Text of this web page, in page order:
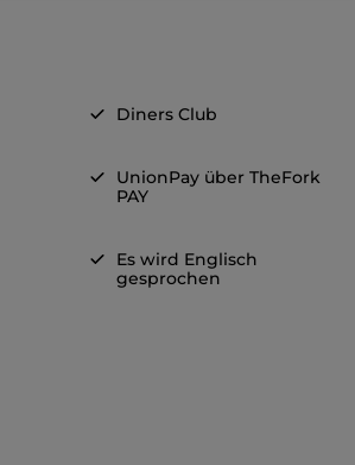
Diners Club
UnionPay über TheFork
PAY
Es wird Englisch
gesprochen